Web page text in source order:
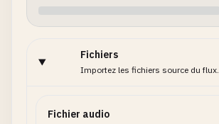
Fichiers
Importez les fichiers source du flux.
Fichier audio